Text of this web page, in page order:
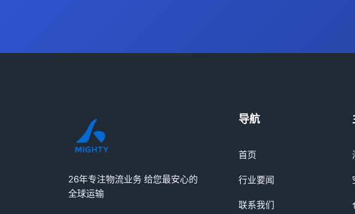
26年专注物流业务 给您最安心的
全球运输
导航
首页
行业要闻
联系我们